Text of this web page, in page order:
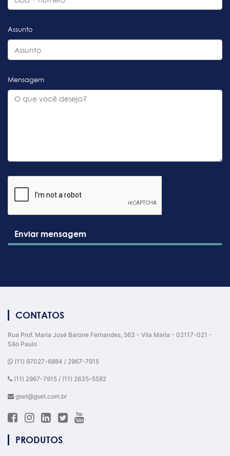
Assunto
Mensagem
Enviar mensagem
CONTATOS
Rua Prof. Maria José Barone Fernandes, 563 - Vila Maria - 02117-021 -
São Paulo
(11) 97027-6884 / 2967-7915
(11) 2967-7915 / (11) 2635-5582
gset@gset.com.br
PRODUTOS